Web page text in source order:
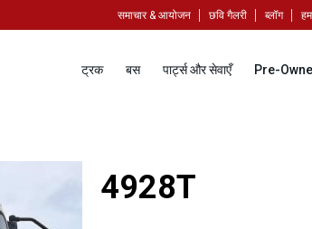
समाचार & आयोजन छवि गैलरी ब्लॉग
ट्रक बस पार्ट्स और सेवाएँ Pre-
4928T